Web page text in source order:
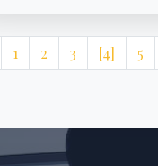
1 2 3 [4] 5